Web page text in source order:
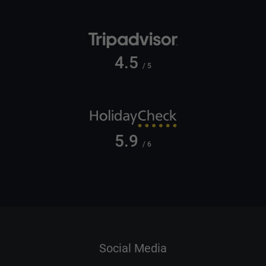
4.5 / 5
5.9 / 6
Social Media